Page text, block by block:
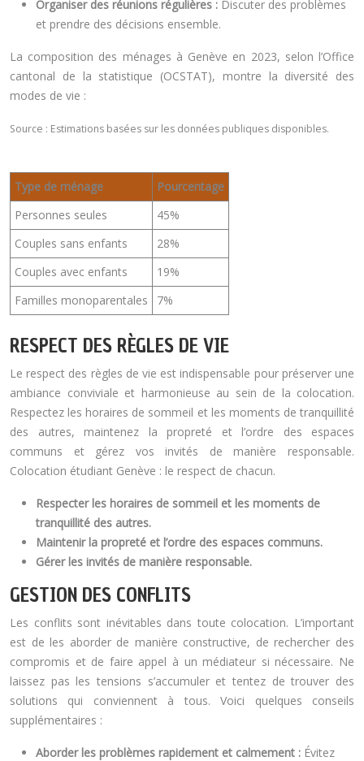
Organiser des réunions régulières : Discuter des problèmes
et prendre des décisions ensemble.
La composition des ménages à Genève en 2023, selon l’Office
cantonal de la statistique (OCSTAT), montre la diversité des
modes de vie :
Source : Estimations basées sur les données publiques disponibles.
Type de ménage
Pourcentage
Personnes seules
45%
Couples sans enfants
28%
Couples avec enfants
19%
Familles monoparentales
7%
RESPECT DES RÈGLES DE VIE
Le respect des règles de vie est indispensable pour préserver une
ambiance conviviale et harmonieuse au sein de la colocation.
Respectez les horaires de sommeil et les moments de tranquillité
des autres, maintenez la propreté et l’ordre des espaces
communs et gérez vos invités de manière responsable.
Colocation étudiant Genève : le respect de chacun.
Respecter les horaires de sommeil et les moments de
tranquillité des autres.
Maintenir la propreté et l’ordre des espaces communs.
Gérer les invités de manière responsable.
GESTION DES CONFLITS
Les conflits sont inévitables dans toute colocation. L’important
est de les aborder de manière constructive, de rechercher des
compromis et de faire appel à un médiateur si nécessaire. Ne
laissez pas les tensions s’accumuler et tentez de trouver des
solutions qui conviennent à tous. Voici quelques conseils
supplémentaires :
Aborder les problèmes rapidement et calmement : Évitez